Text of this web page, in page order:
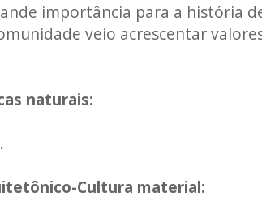
importância para a história
veio acrescentar
naturais:
Cultura material: